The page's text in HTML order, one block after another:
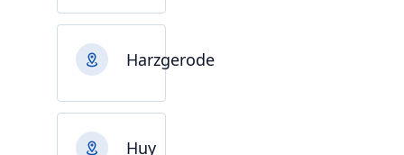
Harzgerode
Huy